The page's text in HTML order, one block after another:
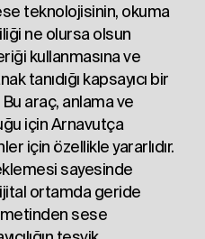
teknolojisinin, okuma
ne olursa olsun
kullanmasına ve
tanıdığı kapsayıcı bir
araç, anlama ve
için Arnavutça
için özellikle yararlıdır.
sayesinde
ortamda geride
metinden sese